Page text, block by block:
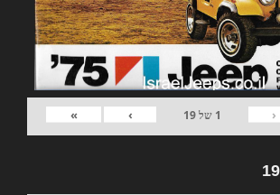
‹
1 של19
›
»